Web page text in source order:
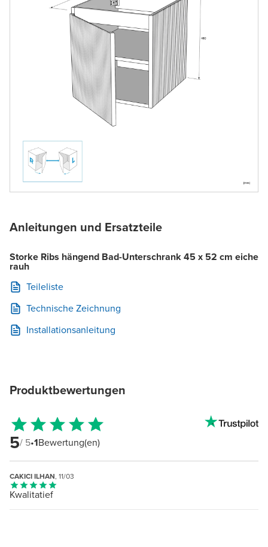
Anleitungen und Ersatzteile
Storke Ribs hängend Bad-Unterschrank 45 x 52 cm eiche
rauh
Teileliste
Technische Zeichnung
Installationsanleitung
Produktbewertungen
5/ 5•1Bewertung(en)
CAKICI ILHAN, 11/03
Kwalitatief